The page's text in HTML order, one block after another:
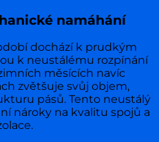
namáhání
dochází k prudkým
k neustálému rozpínání
měsících navíc
zvětšuje svůj objem,
pásů. Tento neustálý
nároky na kvalitu spojů a